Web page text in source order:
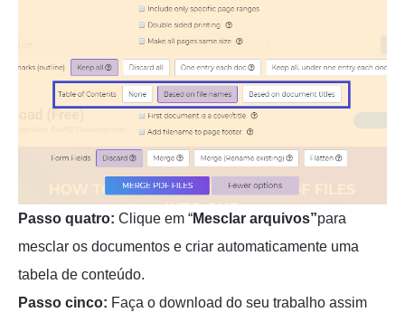
Passo quatro: Clique em “Mesclar arquivos”para
mesclar os documentos e criar automaticamente uma
tabela de conteúdo.
Passo cinco: Faça o download do seu trabalho assim